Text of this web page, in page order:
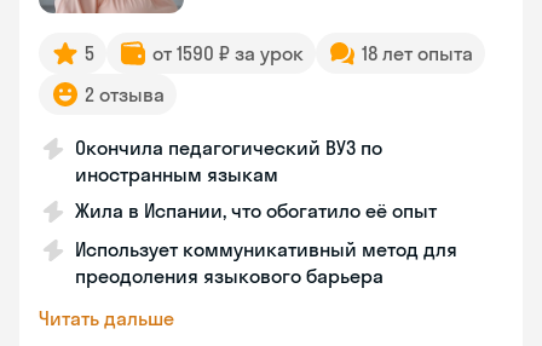
5 от 1590 ₽ за урок
18 лет опыта
2 отзыва
Окончила педагогический ВУЗ по
иностранным языкам
Жила в Испании, что обогатило её опыт
Использует коммуникативный метод для
преодоления языкового барьера
Читать дальше